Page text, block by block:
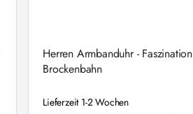
Herren Armbanduhr - Faszination
Brockenbahn
Lieferzeit 1-2 Wochen